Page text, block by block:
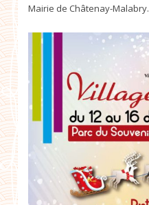
Mairie de Châtenay-Malabry.